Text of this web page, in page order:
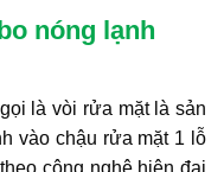
nóng lạnh
là vòi rửa mặt là sản
vào chậu rửa mặt 1 lỗ